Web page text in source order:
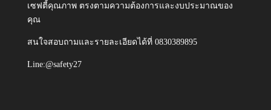
เซฟตี้คุณภาพ ตรงตามความต้องการและงบประมาณของ
คุณ
สนใจสอบถามและรายละเอียดได้ที่ 0830389895
Line:@safety27